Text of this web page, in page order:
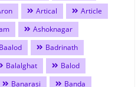
Artical
Article
Ashoknagar
Baalod
Badrinath
Balalghat
Balod
Banarasi Banda